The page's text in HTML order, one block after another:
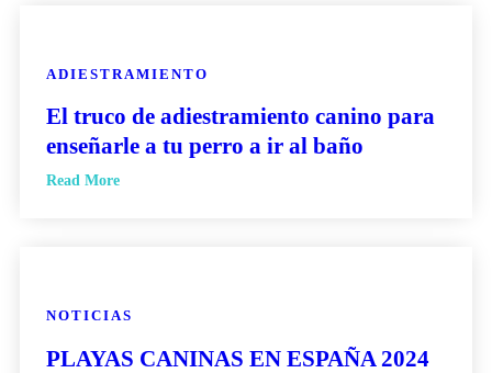
ADIESTRAMIENTO
El truco de adiestramiento canino para
enseñarle a tu perro a ir al baño
Read More
NOTICIAS
PLAYAS CANINAS EN ESPAÑA 2024